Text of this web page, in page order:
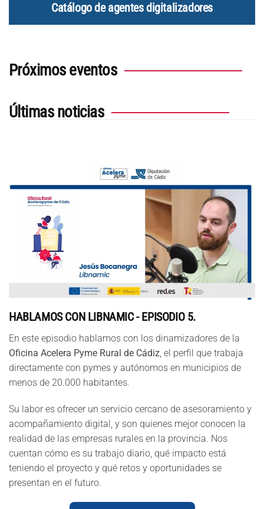
Catálogo de agentes digitalizadores
Próximos eventos
Últimas noticias
HABLAMOS CON LIBNAMIC - EPISODIO 5.
En este episodio hablamos con los dinamizadores de la
Oficina Acelera Pyme Rural de Cádiz, el perfil que trabaja
directamente con pymes y autónomos en municipios de
menos de 20.000 habitantes.
Su labor es ofrecer un servicio cercano de asesoramiento y
acompañamiento digital, y son quienes mejor conocen la
realidad de las empresas rurales en la provincia. Nos
cuentan cómo es su trabajo diario, qué impacto está
teniendo el proyecto y qué retos y oportunidades se
presentan en el futuro.